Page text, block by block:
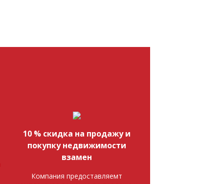
10 % скидка на продажу и
покупку недвижимости
взамен
Компания предоставляемт